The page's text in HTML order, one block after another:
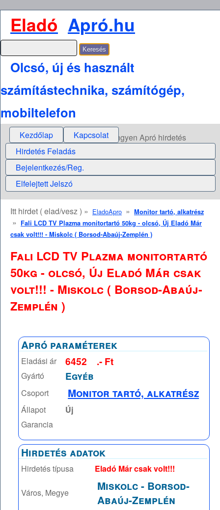
Eladó Apró.hu
Olcsó, új és használt
számítástechnika, számítógép,
mobiltelefon
Kezdőlap Kapcsolat
Ingyen Apró hirdetés
Hirdetés Feladás
Bejelentkezés/Reg.
Elfelejtett Jelszó
Itt hirdet ( elad/vesz ) » EladoApro » Monitor tartó, alkatrész
» Fali LCD TV Plazma monitortartó 50kg - olcsó, Új Eladó Már
csak volt!!! - Miskolc ( Borsod-Abaúj-Zemplén )
Fali LCD TV Plazma monitortartó
50kg - olcsó, Új Eladó Már csak
volt!!! - Miskolc ( Borsod-Abaúj-
Zemplén )
Apró paraméterek
Eladási ár 6452 .- Ft
Gyártó Egyéb
Csoport Monitor tartó, alkatrész
Állapot
Új
Garancia
Hirdetés adatok
Hirdetés típusa Eladó Már csak volt!!!
Város, Megye Miskolc- Borsod-
Abaúj-Zemplén